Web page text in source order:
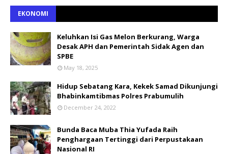
EKONOMI
Keluhkan Isi Gas Melon Berkurang, Warga
Desak APH dan Pemerintah Sidak Agen dan
SPBE
May 18, 2025
Hidup Sebatang Kara, Kekek Samad Dikunjungi
Bhabinkamtibmas Polres Prabumulih
December 24, 2022
Bunda Baca Muba Thia Yufada Raih
Penghargaan Tertinggi dari Perpustakaan
Nasional RI